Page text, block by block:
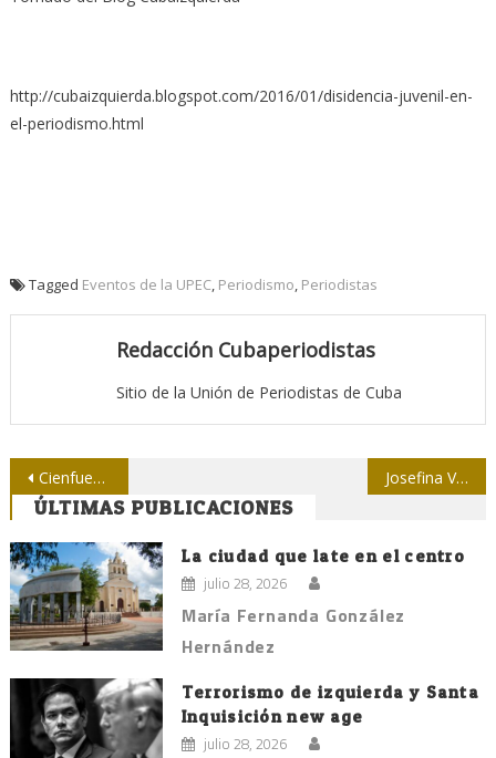
http://cubaizquierda.blogspot.com/2016/01/disidencia-juvenil-en-
el-periodismo.html
Tagged Eventos de la UPEC, Periodismo, Periodistas
Redacción Cubaperiodistas
Sitio de la Unión de Periodistas de Cuba
Navegación
de
entradas
Cienfuegos: Sostiene círculo especializado Upec encuentro con representantes de comunidad científica Josefina Vidal: “Estamos construyendo un nuevo tipo de relación”
ÚLTIMAS PUBLICACIONES
La ciudad que late en el centro
julio 28, 2026
María Fernanda González
Hernández
Terrorismo de izquierda y Santa
Inquisición new age
julio 28, 2026